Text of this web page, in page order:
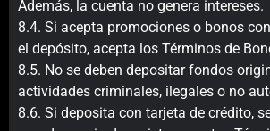
Además, la cuenta no genera intereses.
8.4. Si acepta promociones o bonos
el depósito, acepta los Términos de
8.5. No se deben depositar fondos
actividades criminales, ilegales o no
8.6. Si deposita con tarjeta de crédito,